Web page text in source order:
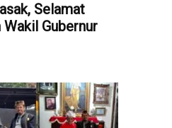
Selamat
Gubernur